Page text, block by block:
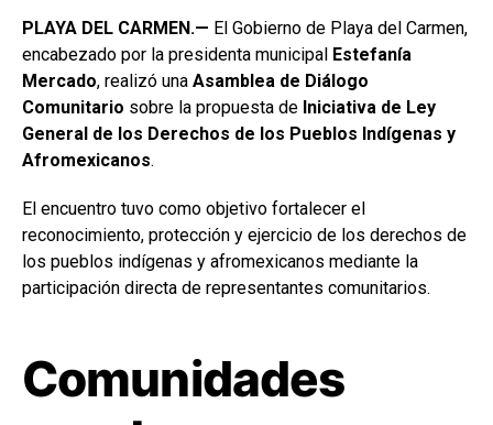
PLAYA DEL CARMEN.— El Gobierno de Playa del Carmen,
encabezado por la presidenta municipal Estefanía
Mercado, realizó una Asamblea de Diálogo
Comunitario sobre la propuesta de Iniciativa de Ley
General de los Derechos de los Pueblos Indígenas y
Afromexicanos.
El encuentro tuvo como objetivo fortalecer el
reconocimiento, protección y ejercicio de los derechos de
los pueblos indígenas y afromexicanos mediante la
participación directa de representantes comunitarios.
Comunidades